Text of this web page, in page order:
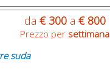
da € 300a € 800
Prezzo per settimana
suda